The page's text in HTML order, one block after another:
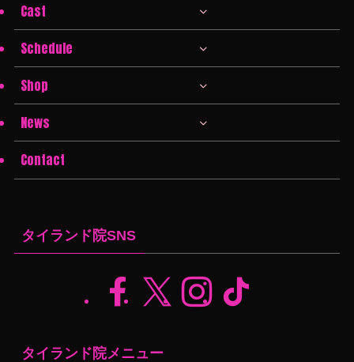
Cast
Schedule
Shop
News
Contact
タイランド院SNS
タイランド院メニュー